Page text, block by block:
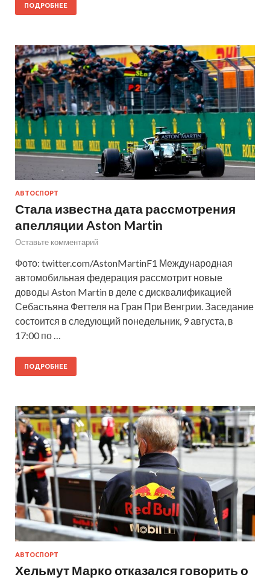
ПОДРОБНЕЕ
АВТОСПОРТ
Стала известна дата рассмотрения
апелляции Aston Martin
Оставьте комментарий
Фото: twitter.com/AstonMartinF1 Международная
автомобильная федерация рассмотрит новые
доводы Aston Martin в деле с дисквалификацией
Себастьяна Феттеля на Гран При Венгрии. Заседание
состоится в следующий понедельник, 9 августа, в
17:00 по …
ПОДРОБНЕЕ
АВТОСПОРТ
Хельмут Марко отказался говорить о